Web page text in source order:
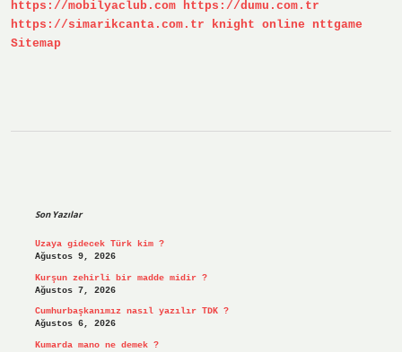
https://mobilyaclub.com https://dumu.com.tr
https://simarikcanta.com.tr
knight online
nttgame
Sitemap
Son Yazılar
Uzaya gidecek Türk kim ?
Ağustos 9, 2026
Kurşun zehirli bir madde midir ?
Ağustos 7, 2026
Cumhurbaşkanımız nasıl yazılır TDK ?
Ağustos 6, 2026
Kumarda mano ne demek ?